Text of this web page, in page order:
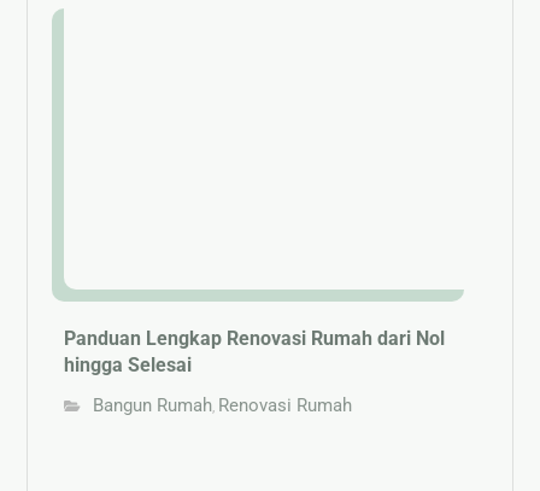
Panduan Lengkap Renovasi Rumah dari Nol
hingga Selesai
Bangun Rumah, Renovasi Rumah